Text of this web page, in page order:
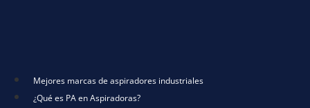
Mejores marcas de aspiradores industriales
¿Qué es PA en Aspiradoras?